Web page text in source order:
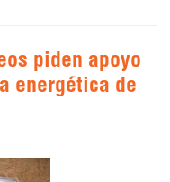
piden apoyo
energética de